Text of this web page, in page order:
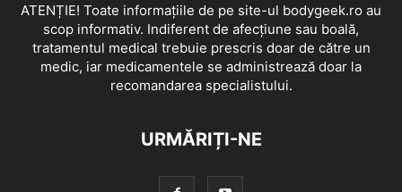
ATENȚIE! Toate informațiile de pe site-ul bodygeek.ro au
scop informativ. Indiferent de afecțiune sau boală,
tratamentul medical trebuie prescris doar de către un
medic, iar medicamentele se administrează doar la
recomandarea specialistului.
URMĂRIȚI-NE